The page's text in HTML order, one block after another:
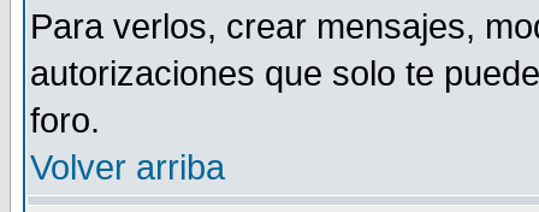
Para verlos, crear mensajes,
autorizaciones que solo te
foro.
Volver arriba